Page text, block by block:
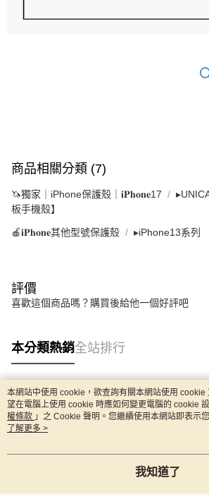
商品相關分類 (7)
🦄獨家｜iPhone保護殼｜𝐢𝐏𝐡𝐨𝐧𝐞17
板手機殼】
🍎𝐢𝐏𝐡𝐨𝐧𝐞其他型號保護殼 ▸iPhone13系列
評價
喜歡這個商品嗎？購買後給他一個好評吧
本分類熱銷全站排行
熱門標籤
本網站中使用 cookie，欲查詢有關本網站使用 cookie
望在電腦上使用 cookie 時應如何變更電腦的 cookie
權條款 」之 Cookie 聲明。您繼續使用本網站即表示
用條款之 Cookie 聲明使用 cookie。
了解更多 >
我知道了